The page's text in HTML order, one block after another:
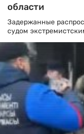
области
Задержанные
судом